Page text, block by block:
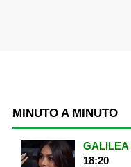
MINUTO A MINUTO
GALILEA
18:20